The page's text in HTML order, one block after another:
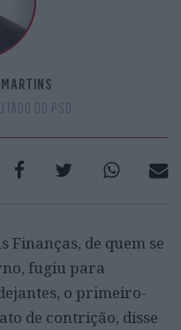
DO PSD
Finanças, de quem se
fugiu para
o primeiro-
de contrição, disse